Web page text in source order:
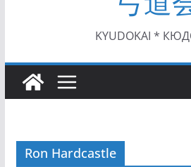
Орёл (25.07.2021)
I этап Кубка
Сейдокан II
KYUDOKAI *
Ron Hardcastle